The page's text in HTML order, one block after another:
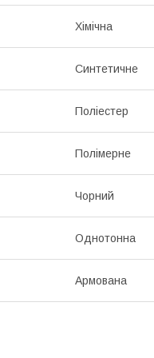
Хімічна
Синтетичне
Поліестер
Полімерне
Чорний
Однотонна
Армована